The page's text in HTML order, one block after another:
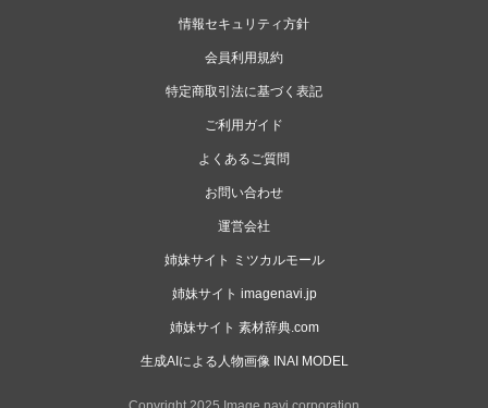
情報セキュリティ方針
会員利用規約
特定商取引法に基づく表記
ご利用ガイド
よくあるご質問
お問い合わせ
運営会社
姉妹サイト ミツカルモール
姉妹サイト imagenavi.jp
姉妹サイト 素材辞典.com
生成AIによる人物画像 INAI MODEL